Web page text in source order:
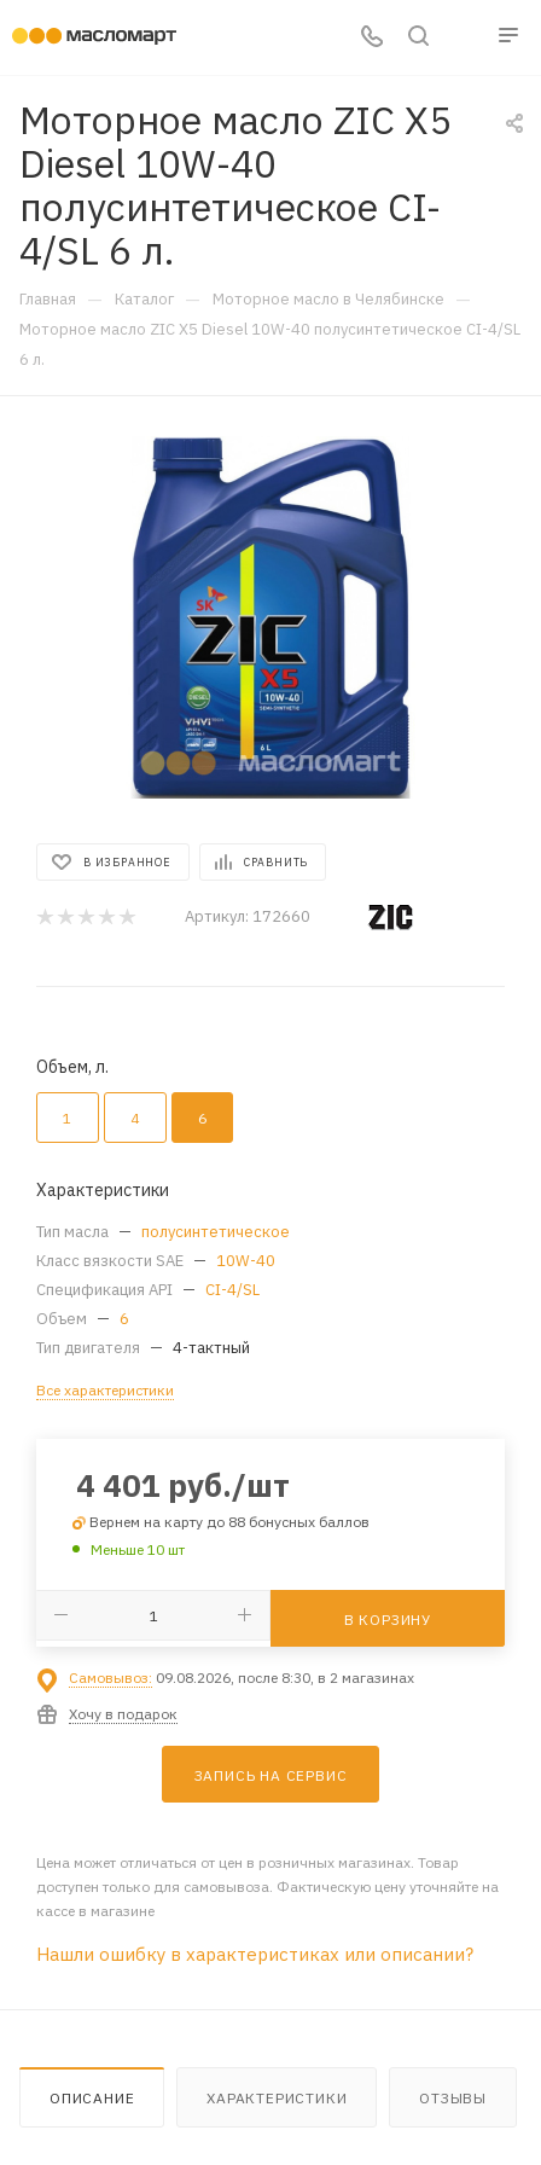
Моторное масло ZIC X5
Diesel 10W-40
полусинтетическое CI-
4/SL 6 л.
Главная — Каталог — Моторное масло в Челябинске —
Моторное масло ZIC X5 Diesel 10W-40 полусинтетическое CI-4/SL
6 л.
В ИЗБРАННОЕ СРАВНИТЬ
Артикул: 172660
Объем, л.
1 4 6
Характеристики
Тип масла — полусинтетическое
Класс вязкости SAE — 10W-40
Спецификация API — CI-4/SL
Объем — 6
Тип двигателя — 4-тактный
Все характеристики
4 401 руб./шт
Вернем на карту до 88 бонусных баллов
Меньше 10 шт
В КОРЗИНУ
Самовывоз: 09.08.2026, после 8:30, в 2 магазинах
Хочу в подарок
ЗАПИСЬ НА СЕРВИС
Цена может отличаться от цен в розничных магазинах. Товар
доступен только для самовывоза. Фактическую цену уточняйте на
кассе в магазине
Нашли ошибку в характеристиках или описании?
ОПИСАНИЕ ХАРАКТЕРИСТИКИ ОТЗЫВЫ